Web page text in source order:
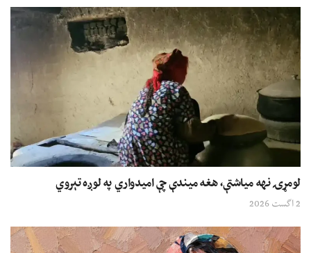
لومړۍ نهه میاشتې، هغه میندې چې امیدواري په لوږه تېروي
2 اگست 2026